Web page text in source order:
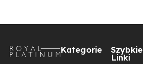
Kategorie Szybkie
Linki